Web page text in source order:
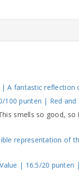
| A fantastic reflection
punten | Red and
smells so good, so
representation of
| 16.5/20 punten